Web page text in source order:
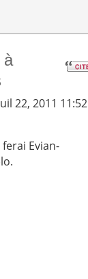
à
22, 2011 11:52
Evian-